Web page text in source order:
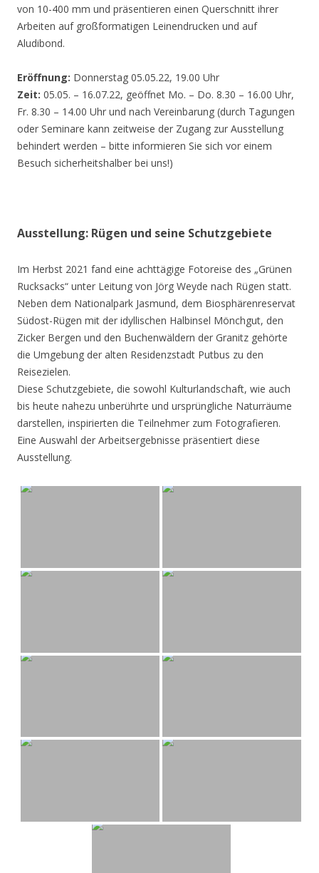
von 10-400 mm und präsentieren einen Querschnitt ihrer
Arbeiten auf großformatigen Leinendrucken und auf
Aludibond.
Eröffnung: Donnerstag 05.05.22, 19.00 Uhr
Zeit: 05.05. – 16.07.22, geöffnet Mo. – Do. 8.30 – 16.00 Uhr,
Fr. 8.30 – 14.00 Uhr und nach Vereinbarung (durch Tagungen
oder Seminare kann zeitweise der Zugang zur Ausstellung
behindert werden – bitte informieren Sie sich vor einem
Besuch sicherheitshalber bei uns!)
Ausstellung: Rügen und seine Schutzgebiete
Im Herbst 2021 fand eine achttägige Fotoreise des „Grünen
Rucksacks“ unter Leitung von Jörg Weyde nach Rügen statt.
Neben dem Nationalpark Jasmund, dem Biosphärenreservat
Südost-Rügen mit der idyllischen Halbinsel Mönchgut, den
Zicker Bergen und den Buchenwäldern der Granitz gehörte
die Umgebung der alten Residenzstadt Putbus zu den
Reisezielen.
Diese Schutzgebiete, die sowohl Kulturlandschaft, wie auch
bis heute nahezu unberührte und ursprüngliche Naturräume
darstellen, inspirierten die Teilnehmer zum Fotografieren.
Eine Auswahl der Arbeitsergebnisse präsentiert diese
Ausstellung.